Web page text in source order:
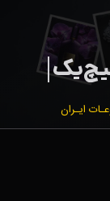
ایـران